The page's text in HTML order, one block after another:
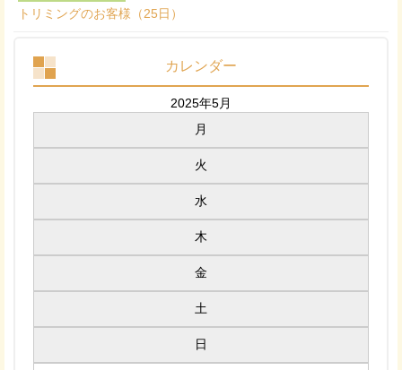
トリミングのお客様（25日）
カレンダー
2025年5月
月
火
水
木
金
土
日